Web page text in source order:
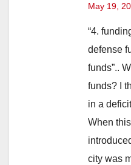
May 19,
“4.
defense
funds”..
funds? I
in a
When
city was